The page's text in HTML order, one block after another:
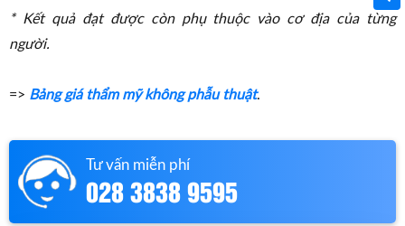
* Kết quả đạt được còn phụ thuộc vào cơ địa của từng
người.
=> Bảng giá thẩm mỹ không phẫu thuật.
Tư vấn miễn phí
028 3838 9595